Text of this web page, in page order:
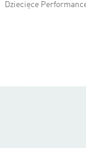
Dziecięce